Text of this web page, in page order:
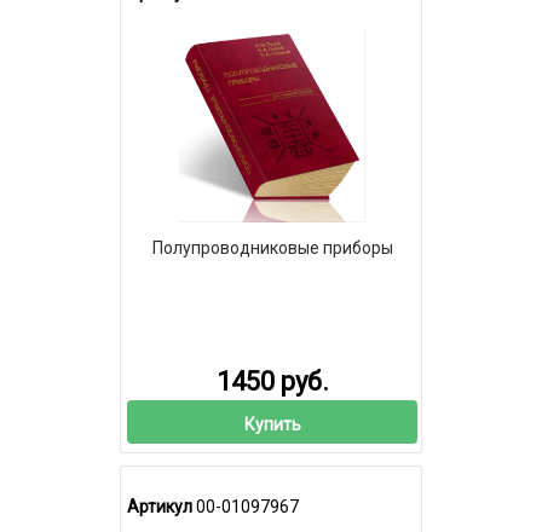
Полупроводниковые приборы
1450 руб.
Купить
Артикул00-01097967